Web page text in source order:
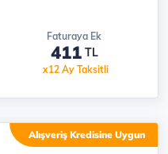
Faturaya Ek
411 TL
x12 Ay Taksitli
Alışveriş Kredisine Uygun